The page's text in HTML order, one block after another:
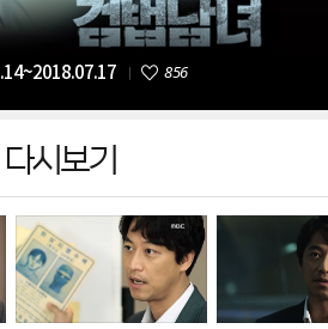
856
다시보기